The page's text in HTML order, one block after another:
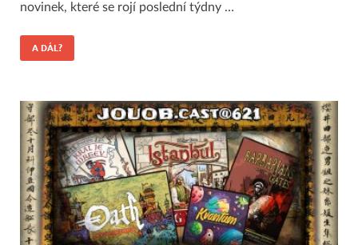
novinek, které se rojí poslední týdny …
A DÁL?